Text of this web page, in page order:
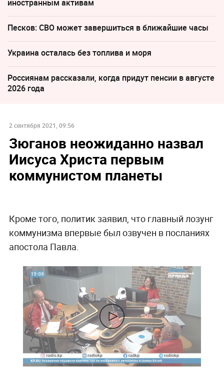
иностранным активам
Песков: СВО может завершиться в ближайшие часы
Украина осталась без топлива и моря
Россиянам рассказали, когда придут пенсии в августе
2026 года
2 сентября 2021, 09:56
Зюганов неожиданно назвал
Иисуса Христа первым
коммунистом планеты
Кроме того, политик заявил, что главный лозунг
коммунизма впервые был озвучен в посланиях
апостола Павла.